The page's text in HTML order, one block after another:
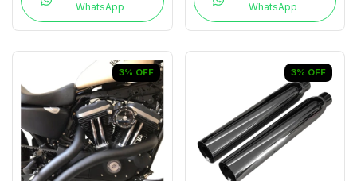
WhatsApp
WhatsApp
3% OFF 3% OFF